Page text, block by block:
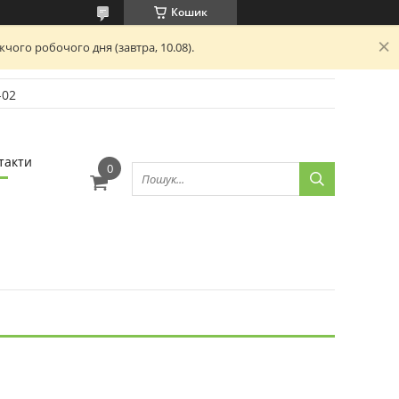
Кошик
робочого дня (завтра, 10.08).